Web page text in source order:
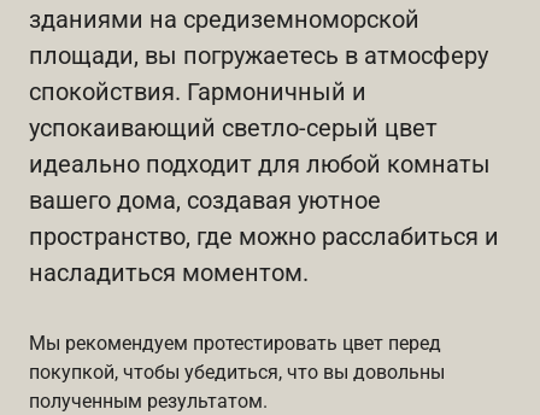
зданиями на средиземноморской
площади, вы погружаетесь в атмосферу
спокойствия. Гармоничный и
успокаивающий светло-серый цвет
идеально подходит для любой комнаты
вашего дома, создавая уютное
пространство, где можно расслабиться и
насладиться моментом.
Мы рекомендуем протестировать цвет перед
покупкой, чтобы убедиться, что вы довольны
полученным результатом.